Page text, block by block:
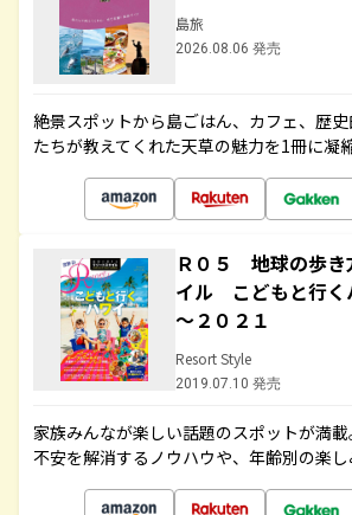
島旅
2026.08.06 発売
絶景スポットから島ごはん、カフェ、歴
たちが教えてくれた天草の魅力を1冊に凝
Ｒ０５ 地球の歩
イル こどもと行
～２０２１
Resort Style
2019.07.10 発売
家族みんなが楽しい話題のスポットが満
不安を解消するノウハウや、年齢別の楽し